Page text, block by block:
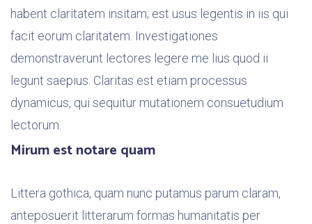
habent claritatem insitam; est usus legentis in iis qui
facit eorum claritatem. Investigationes
demonstraverunt lectores legere me lius quod ii
legunt saepius. Claritas est etiam processus
dynamicus, qui sequitur mutationem consuetudium
lectorum.
Mirum est notare quam
Littera gothica, quam nunc putamus parum claram,
anteposuerit litterarum formas humanitatis per